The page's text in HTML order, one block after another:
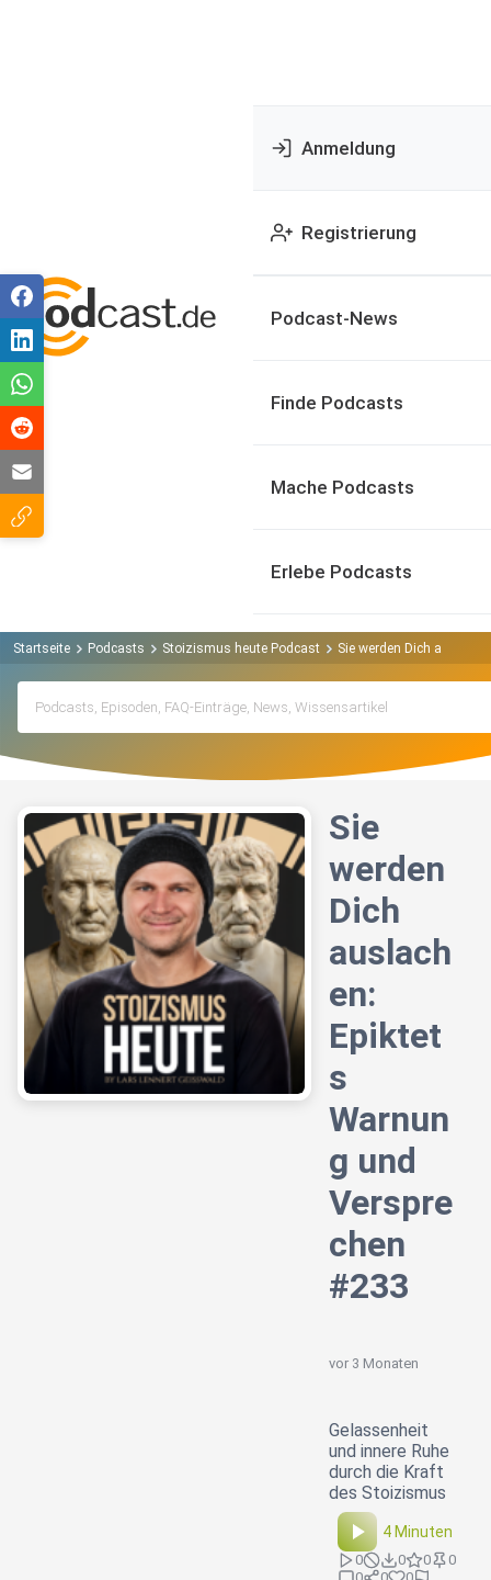
Anmeldung
Registrierung
Podcast-News
Finde Podcasts
Mache Podcasts
Erlebe Podcasts
Startseite Podcasts Stoizismus heute Podcast Sie werden Dich
Sie
werden
Dich
auslach
en:
Epiktet
s
Warnun
g und
Verspre
chen
#233
vor 3 Monaten
Gelassenheit
und innere Ruhe
durch die Kraft
des Stoizismus
4 Minuten
0 0 0
0